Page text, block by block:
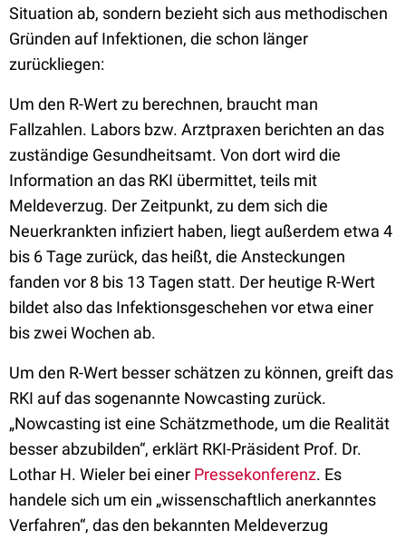
Situation ab, sondern bezieht sich aus methodischen
Gründen auf Infektionen, die schon länger
zurückliegen:
Um den R-Wert zu berechnen, braucht man
Fallzahlen. Labors bzw. Arztpraxen berichten an das
zuständige Gesundheitsamt. Von dort wird die
Information an das RKI übermittet, teils mit
Meldeverzug. Der Zeitpunkt, zu dem sich die
Neuerkrankten infiziert haben, liegt außerdem etwa 4
bis 6 Tage zurück, das heißt, die Ansteckungen
fanden vor 8 bis 13 Tagen statt. Der heutige R-Wert
bildet also das Infektionsgeschehen vor etwa einer
bis zwei Wochen ab.
Um den R-Wert besser schätzen zu können, greift das
RKI auf das sogenannte Nowcasting zurück.
„Nowcasting ist eine Schätzmethode, um die Realität
besser abzubilden“, erklärt RKI-Präsident Prof. Dr.
Lothar H. Wieler bei einer Pressekonferenz. Es
handele sich um ein „wissenschaftlich anerkanntes
Verfahren“, das den bekannten Meldeverzug